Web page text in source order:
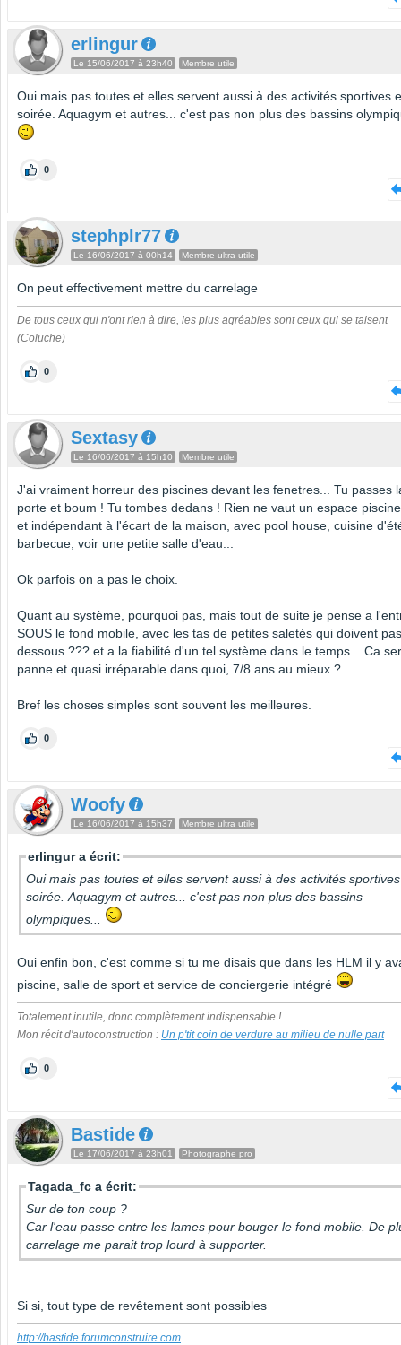
erlingur
Le 15/06/2017 à 23h40 Membre utile
Oui mais pas toutes et elles servent aussi à des activités sportives
soirée. Aquagym et autres... c'est pas non plus des bassins
0
stephplr77
Le 16/06/2017 à 00h14 Membre ultra utile
On peut effectivement mettre du carrelage
De tous ceux qui n'ont rien à dire, les plus agréables sont ceux qui se taisent
(Coluche)
0
Sextasy
Le 16/06/2017 à 15h10 Membre utile
J'ai vraiment horreur des piscines devant les fenetres... Tu passes
porte et boum ! Tu tombes dedans ! Rien ne vaut un espace
et indépendant à l'écart de la maison, avec pool house, cuisine
barbecue, voir une petite salle d'eau...
Ok parfois on a pas le choix.
Quant au système, pourquoi pas, mais tout de suite je pense a
SOUS le fond mobile, avec les tas de petites saletés qui doivent
dessous ??? et a la fiabilité d'un tel système dans le temps... Ca
panne et quasi irréparable dans quoi, 7/8 ans au mieux ?
Bref les choses simples sont souvent les meilleures.
0
Woofy
Le 16/06/2017 à 15h37 Membre ultra utile
erlingur a écrit:
Oui mais pas toutes et elles servent aussi à des activités
soirée. Aquagym et autres... c'est pas non plus des bassins
olympiques...
Oui enfin bon, c'est comme si tu me disais que dans les HLM il y
piscine, salle de sport et service de conciergerie intégré
Totalement inutile, donc complètement indispensable !
Mon récit d'autoconstruction : Un p'tit coin de verdure au milieu de nulle part
0
Bastide
Le 17/06/2017 à 23h01 Photographe pro
Tagada_fc a écrit:
Sur de ton coup ?
Car l'eau passe entre les lames pour bouger le fond mobile. De
carrelage me parait trop lourd à supporter.
Si si, tout type de revêtement sont possibles
http://bastide.forumconstruire.com